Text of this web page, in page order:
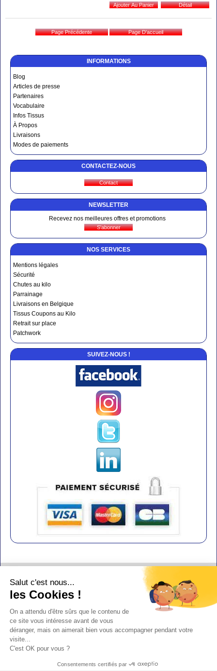
INFORMATIONS
Blog
Articles de presse
Partenaires
Vocabulaire
Infos Tissus
À Propos
Livraisons
Modes de paiements
CONTACTEZ-NOUS
NEWSLETTER
Recevez nos meilleures offres et promotions
NOS SERVICES
Mentions légales
Sécurité
Chutes au kilo
Parrainage
Livraisons en Belgique
Tissus Coupons au Kilo
Retrait sur place
Patchwork
SUIVEZ-NOUS !
Mentions légales
Y-Proximité / Aliénor.net
Salut c'est nous...
les Cookies !
On a attendu d'être sûrs que le contenu de
ce site vous intéresse avant de vous
déranger, mais on aimerait bien vous accompagner pendant votre
visite...
C'est OK pour vous ?
Consentements certifiés par